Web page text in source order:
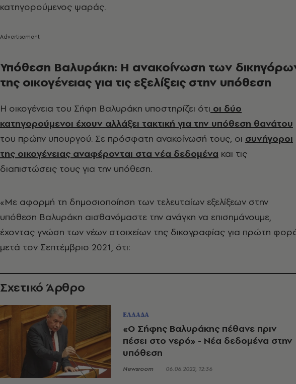
κατηγορούμενος ψαράς.
Υπόθεση Βαλυράκη: Η ανακοίνωση των
της οικογένειας για τις εξελίξεις στην υπόθεση
Η οικογένεια του Σήφη Βαλυράκη υποστηρίζει ότι οι δύο
κατηγορούμενοι έχουν αλλάξει τακτική για την υπόθεση θανάτου
του πρώην υπουργού. Σε πρόσφατη ανακοίνωσή τους, οι συνήγοροι
της οικογένειας αναφέρονται στα νέα δεδομένα και τις
διαπιστώσεις τους για την υπόθεση.
«Με αφορμή τη δημοσιοποίηση των τελευταίων εξελίξεων στην
υπόθεση Βαλυράκη αισθανόμαστε την ανάγκη να επισημάνουμε,
έχοντας γνώση των νέων στοιχείων της δικογραφίας για πρώτη
μετά τον Σεπτέμβριο 2021, ότι:
Σχετικό Άρθρο
ΕΛΛΑΔΑ
«Ο Σήφης Βαλυράκης πέθανε πριν
πέσει στο νερό» - Νέα δεδομένα στην
υπόθεση
Newsroom 06.06.2022, 12:36